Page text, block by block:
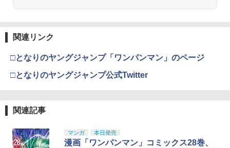
関連リンク
□となりのヤングジャンプ「ワンパンマン」のページ
□となりのヤングジャンプ公式Twitter
関連記事
マンガ 本日発売
漫画「ワンパンマン」コミックス28巻、